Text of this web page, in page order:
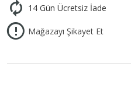
14 Gün Ücretsiz İade
Mağazayı Şikayet Et